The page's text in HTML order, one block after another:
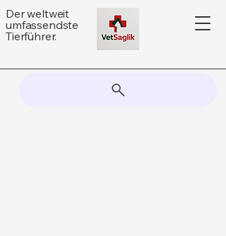
Der weltweit
umfassendste
Tierführer.